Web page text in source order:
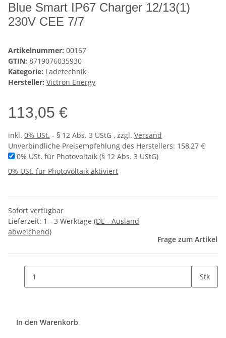
Blue Smart IP67 Charger 12/13(1)
230V CEE 7/7
Artikelnummer: 00167
GTIN: 8719076035930
Kategorie: Ladetechnik
Hersteller: Victron Energy
113,05 €
inkl. 0% USt. - § 12 Abs. 3 UStG , zzgl. Versand
Unverbindliche Preisempfehlung des Herstellers: 158,27 €
0% USt. für Photovoltaik (§ 12 Abs. 3 UStG)
0% USt. für Photovoltaik aktiviert
Sofort verfügbar
Lieferzeit: 1 - 3 Werktage (DE - Ausland
abweichend)
Frage zum Artikel
Stk
In den Warenkorb